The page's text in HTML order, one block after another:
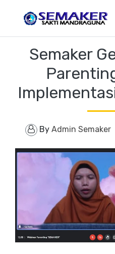
Semaker
By Admin Semaker